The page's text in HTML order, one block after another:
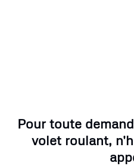
Pour toute
volet roulant,